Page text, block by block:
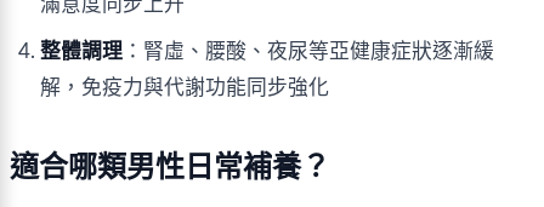
滿意度同步上升
整體調理 ：腎虛、腰酸、夜尿等亞健康症狀逐漸緩
解，免疫力與代謝功能同步強化
適合哪類男性日常補養？